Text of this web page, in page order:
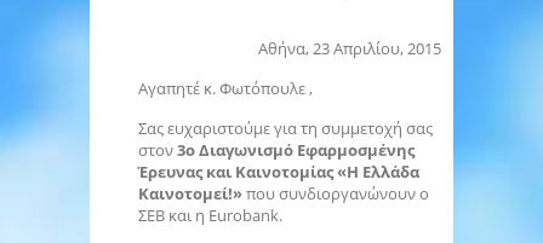
Αθήνα, 23 Απριλίου, 2015
Αγαπητέ κ. Φωτόπουλε ,
Σας ευχαριστούμε για τη συμμετοχή σας
στον3ο Διαγωνισμό Εφαρμοσμένης
Έρευνας και Καινοτομίας «Η Ελλάδα
Καινοτομεί!»που συνδιοργανώνουν ο
ΣΕΒ και η Eurobank.